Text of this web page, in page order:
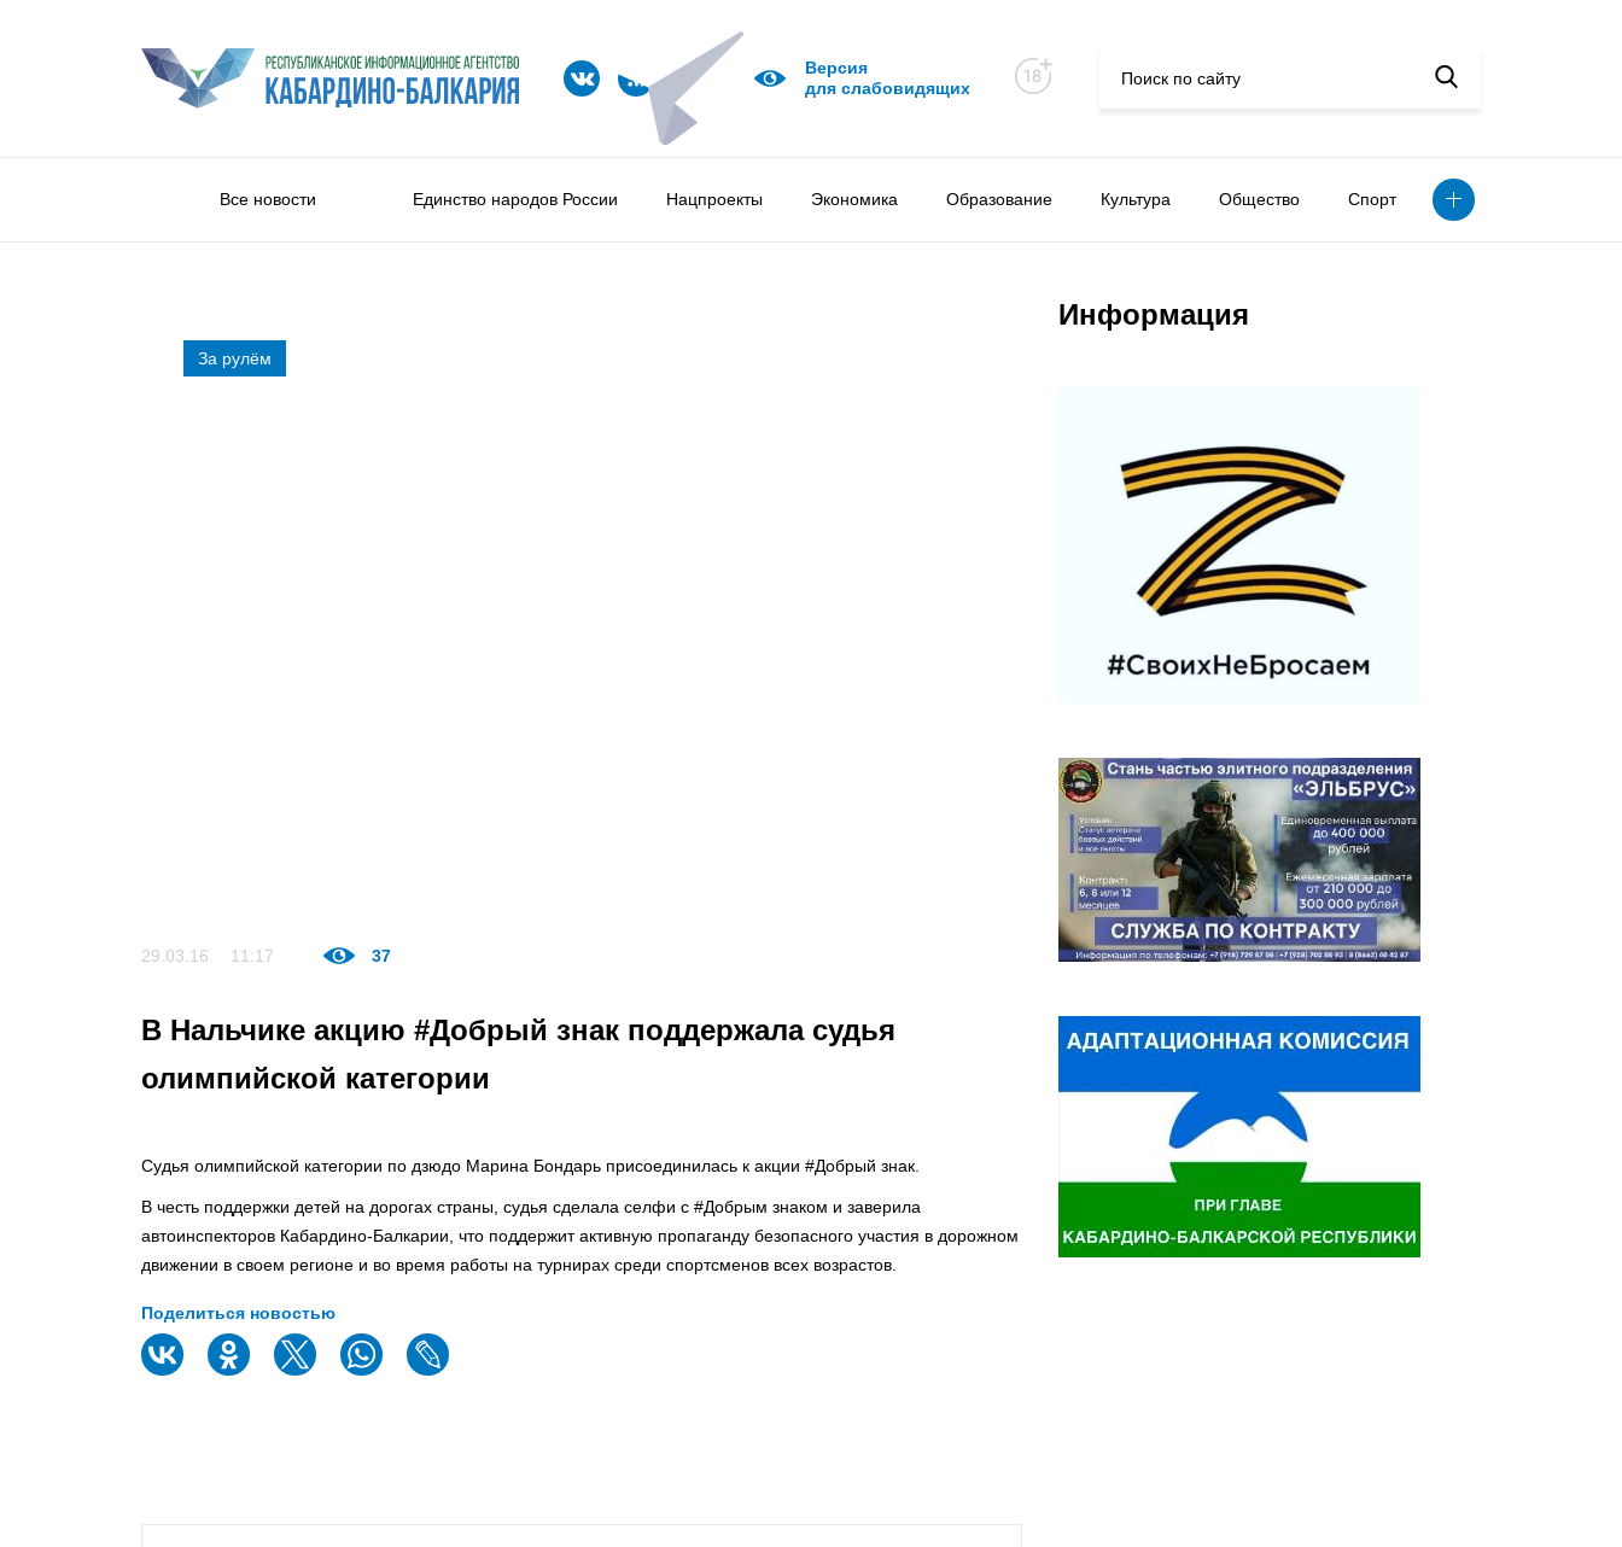
Версия
для слабовидящих
Все новости Единство народов России Нацпроекты Экономика Образование Культура Общество Спорт
За рулём
29.03.16 11:17 37
В Нальчике акцию #Добрый знак поддержала судья
олимпийской категории
Судья олимпийской категории по дзюдо Марина Бондарь присоединилась к акции #Добрый знак.
В честь поддержки детей на дорогах страны, судья сделала селфи с #Добрым знаком и заверила
автоинспекторов Кабардино-Балкарии, что поддержит активную пропаганду безопасного участия в дорожном
движении в своем регионе и во время работы на турнирах среди спортсменов всех возрастов.
Поделиться новостью
Информация